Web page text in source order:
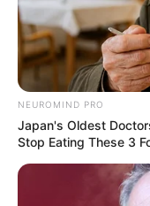
NEUROMIND PRO
Japan's Oldest
Stop Eating These 3